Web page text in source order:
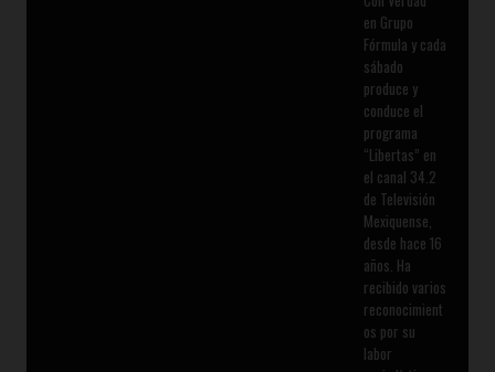
en Grupo
Fórmula y cada
sábado
produce y
conduce el
programa
“Libertas” en
el canal 34.2
de Televisión
Mexiquense,
desde hace 16
años. Ha
recibido varios
reconocimient
os por su
labor